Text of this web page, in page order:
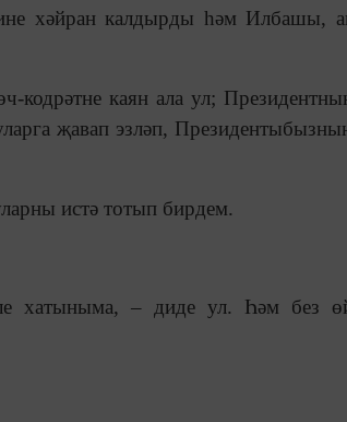
хәйран калдырды һәм Илбашы,
кодрәтне каян ала ул;
җавап эзләп,
истә тотып бирдем.
хатыныма, – диде ул. Һәм без